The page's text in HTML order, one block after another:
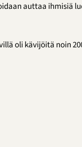
auttaa ihmisiä
oli kävijöitä noin